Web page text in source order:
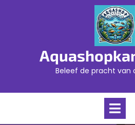
Beleef de pracht van